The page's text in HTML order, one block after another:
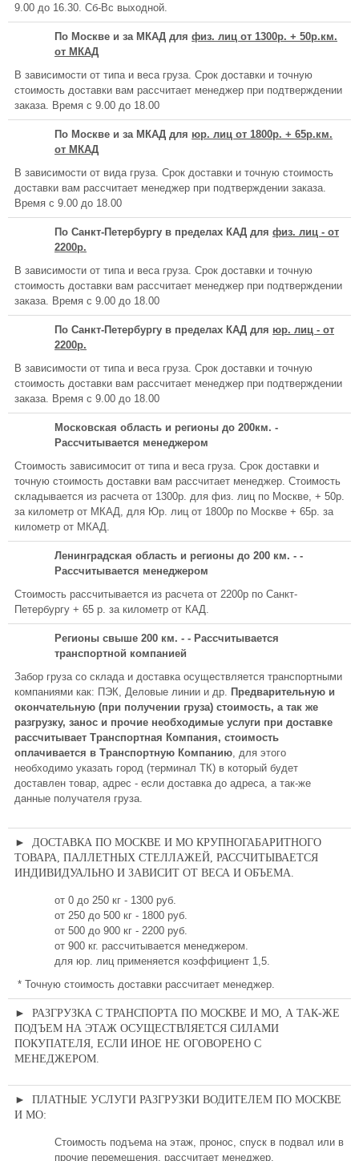
9.00 до 16.30. Сб-Вс выходной.
По Москве и за МКАД для физ. лиц от 1300р. + 50р.км.
от МКАД
В зависимости от типа и веса груза. Срок доставки и точную
стоимость доставки вам рассчитает менеджер при подтверждении
заказа. Время с 9.00 до 18.00
По Москве и за МКАД для юр. лиц от 1800р. + 65р.км.
от МКАД
В зависимости от вида груза. Срок доставки и точную стоимость
доставки вам рассчитает менеджер при подтверждении заказа.
Время с 9.00 до 18.00
По Санкт-Петербургу в пределах КАД для физ. лиц - от
2200р.
В зависимости от типа и веса груза. Срок доставки и точную
стоимость доставки вам рассчитает менеджер при подтверждении
заказа. Время с 9.00 до 18.00
По Санкт-Петербургу в пределах КАД для юр. лиц - от
2200р.
В зависимости от типа и веса груза. Срок доставки и точную
стоимость доставки вам рассчитает менеджер при подтверждении
заказа. Время с 9.00 до 18.00
Московская область и регионы до 200км. -
Рассчитывается менеджером
Стоимость зависимосит от типа и веса груза. Срок доставки и
точную стоимость доставки вам рассчитает менеджер. Стоимость
складывается из расчета от 1300р. для физ. лиц по Москве, + 50р.
за километр от МКАД, для Юр. лиц от 1800р по Москве + 65р. за
километр от МКАД.
Ленинградская область и регионы до 200 км. - -
Рассчитывается менеджером
Стоимость рассчитывается из расчета от 2200р по Санкт-
Петербургу + 65 р. за километр от КАД.
Регионы свыше 200 км. - - Рассчитывается
транспортной компанией
Забор груза со склада и доставка осуществляется транспортными
компаниями как: ПЭК, Деловые линии и др. Предварительную и
окончательную (при получении груза) стоимость, а так же
разгрузку, занос и прочие необходимые услуги при доставке
рассчитывает Транспортная Компания, стоимость
оплачивается в Транспортную Компанию , для этого
необходимо указать город (терминал ТК) в который будет
доставлен товар, адрес - если доставка до адреса, а так-же
данные получателя груза.
► ДОСТАВКА ПО МОСКВЕ И МО КРУПНОГАБАРИТНОГО
ТОВАРА, ПАЛЛЕТНЫХ СТЕЛЛАЖЕЙ, РАССЧИТЫВАЕТСЯ
ИНДИВИДУАЛЬНО И ЗАВИСИТ ОТ ВЕСА И ОБЪЕМА.
от 0 до 250 кг - 1300 руб.
от 250 до 500 кг - 1800 руб.
от 500 до 900 кг - 2200 руб.
от 900 кг. рассчитывается менеджером.
для юр. лиц применяется коэффициент 1,5.
* Точную стоимость доставки рассчитает менеджер.
► РАЗГРУЗКА С ТРАНСПОРТА ПО МОСКВЕ И МО, А ТАК-ЖЕ
ПОДЪЕМ НА ЭТАЖ ОСУЩЕСТВЛЯЕТСЯ СИЛАМИ
ПОКУПАТЕЛЯ, ЕСЛИ ИНОЕ НЕ ОГОВОРЕНО С
МЕНЕДЖЕРОМ.
► ПЛАТНЫЕ УСЛУГИ РАЗГРУЗКИ ВОДИТЕЛЕМ ПО МОСКВЕ
И МО:
Стоимость подъема на этаж, пронос, спуск в подвал или в
прочие перемещения, рассчитает менеджер.